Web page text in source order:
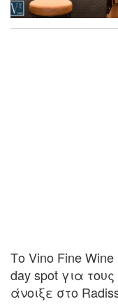
Το Vino Fine Wine
day spot για
άνοιξε στο